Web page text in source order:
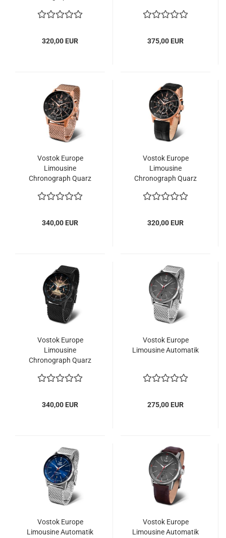
320,00 EUR 375,00 EUR
Vostok Europe
Limousine
Chronograph Quarz
340,00 EUR
Vostok Europe
Limousine
Chronograph Quarz
320,00 EUR
Vostok Europe
Limousine
Chronograph Quarz
340,00 EUR
Vostok Europe
Limousine Automatik
275,00 EUR
Vostok Europe
Limousine Automatik
Vostok Europe
Limousine Automatik